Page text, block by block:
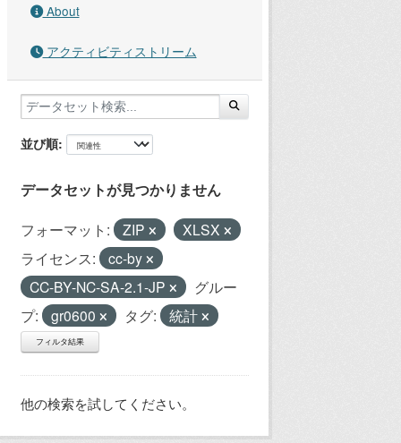
About
アクティビティストリーム
並び順
データセットが見つかりません
フォーマット: ZIP
XLSX
ライセンス:
cc-by
CC-BY-NC-SA-2.1-JP
グルー
プ:
gr0600 タグ: 統計
フィルタ結果
他の検索を試してください。